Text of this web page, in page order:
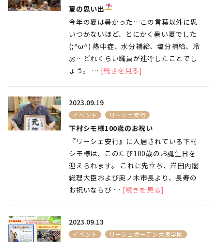
夏の思い出
今年の夏は暑かった…この言葉以外に思
いつかないほど、とにかく暑い夏でした
(;^ω^) 熱中症、水分補給、塩分補給、冷
房…どれくらい職員が連呼したことでし
ょう。 … [続きを見る]
2023.09.19
イベント リーシェ安行
下村シモ様100歳のお祝い
『リーシェ安行』に入居されている下村
シモ様は、このたび100歳のお誕生日を
迎えられます。 これに先立ち、岸田内閣
総理大臣および奥ノ木市長より、長寿の
お祝いならび … [続きを見る]
2023.09.13
イベント リーシェガーデン大泉学園